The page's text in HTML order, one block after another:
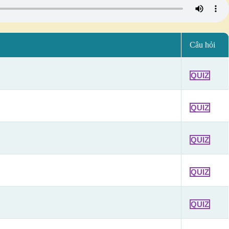
Câu hỏi
QUIZ
QUIZ
QUIZ
QUIZ
QUIZ